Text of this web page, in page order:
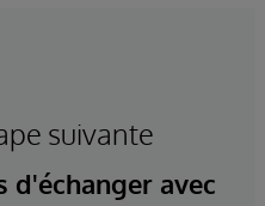
suivante
d'échanger avec